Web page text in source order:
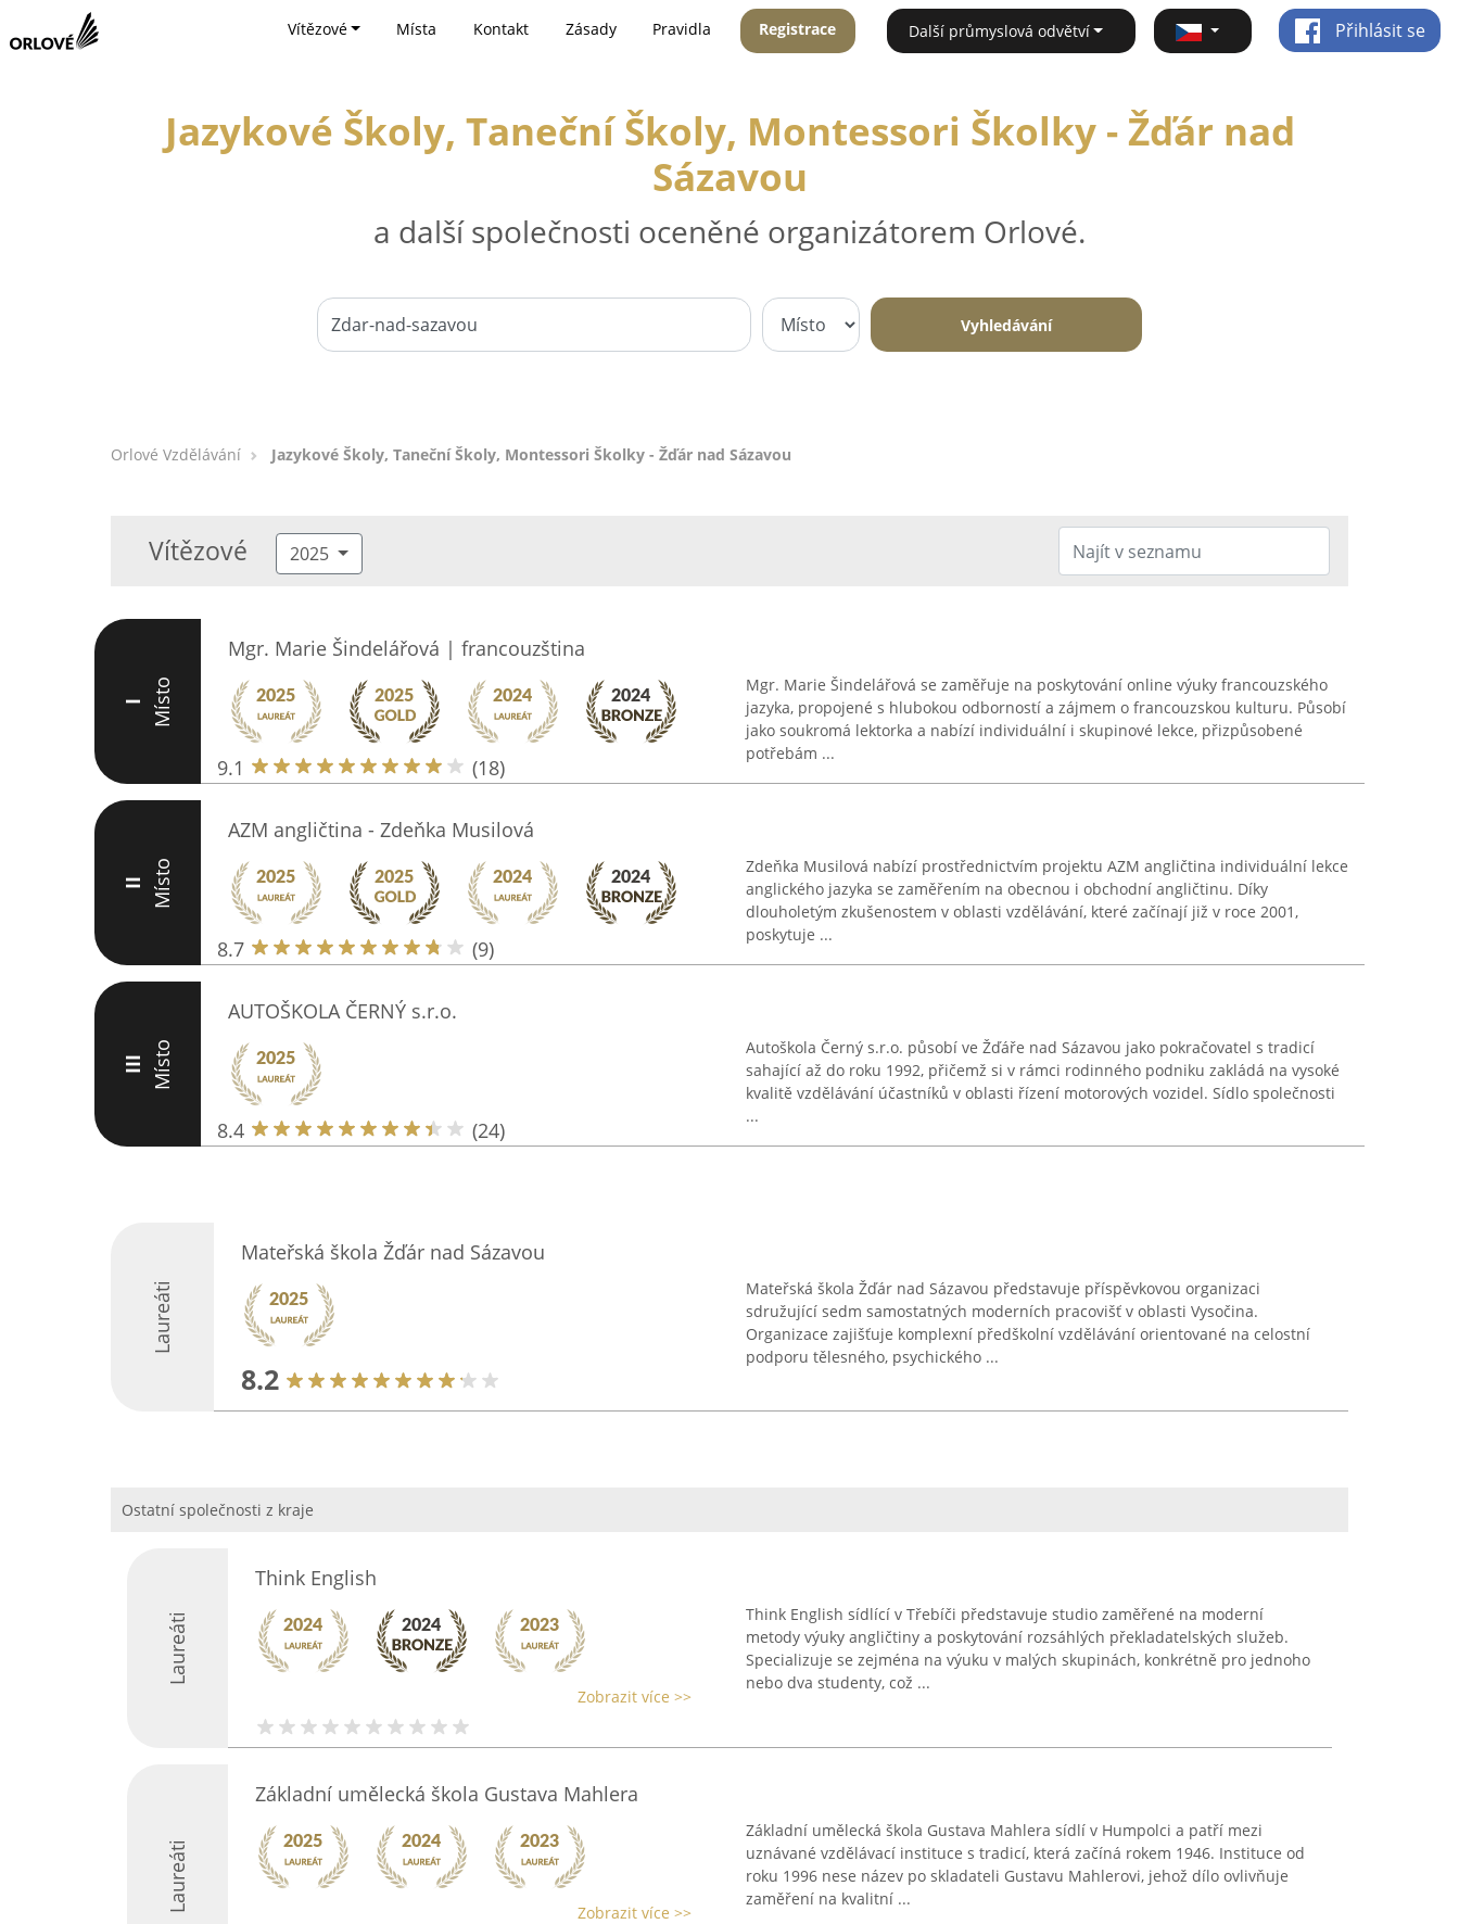
Vítězové Místa Kontakt Zásady Pravidla Registrace Další průmyslová odvětví Přihlásit se
Jazykové Školy, Taneční Školy, Montessori Školky - Žďár nad
Sázavou
a další společnosti oceněné organizátorem Orlové.
Vyhledávání
Orlové Vzdělávání Jazykové Školy, Taneční Školy, Montessori Školky - Žďár nad Sázavou
Vítězové 2025
I Místo
Mgr. Marie Šindelářová | francouzština
9.1 (18)
Mgr. Marie Šindelářová se zaměřuje na poskytování online výuky francouzského
jazyka, propojené s hlubokou odborností a zájmem o francouzskou kulturu. Působí
jako soukromá lektorka a nabízí individuální i skupinové lekce, přizpůsobené
potřebám ...
II Místo
AZM angličtina - Zdeňka Musilová
8.7 (9)
Zdeňka Musilová nabízí prostřednictvím projektu AZM angličtina individuální lekce
anglického jazyka se zaměřením na obecnou i obchodní angličtinu. Díky
dlouholetým zkušenostem v oblasti vzdělávání, které začínají již v roce 2001,
poskytuje ...
III Místo
AUTOŠKOLA ČERNÝ s.r.o.
8.4 (24)
Autoškola Černý s.r.o. působí ve Žďáře nad Sázavou jako pokračovatel s tradicí
sahající až do roku 1992, přičemž si v rámci rodinného podniku zakládá na vysoké
kvalitě vzdělávání účastníků v oblasti řízení motorových vozidel. Sídlo společnosti
...
Laureáti
Mateřská škola Žďár nad Sázavou
8.2
Mateřská škola Žďár nad Sázavou představuje příspěvkovou organizaci
sdružující sedm samostatných moderních pracovišť v oblasti Vysočina.
Organizace zajišťuje komplexní předškolní vzdělávání orientované na celostní
podporu tělesného, psychického ...
Ostatní společnosti z kraje
Laureáti
Think English
Zobrazit více >>
Think English sídlící v Třebíči představuje studio zaměřené na moderní
metody výuky angličtiny a poskytování rozsáhlých překladatelských služeb.
Specializuje se zejména na výuku v malých skupinách, konkrétně pro jednoho
nebo dva studenty, což ...
Laureáti
Základní umělecká škola Gustava Mahlera
Zobrazit více >>
Základní umělecká škola Gustava Mahlera sídlí v Humpolci a patří mezi
uznávané vzdělávací instituce s tradicí, která začíná rokem 1946. Instituce od
roku 1996 nese název po skladateli Gustavu Mahlerovi, jehož dílo ovlivňuje
zaměření na kvalitní ...